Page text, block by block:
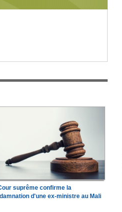
suprême confirme la
d'une ex-ministre au Mali